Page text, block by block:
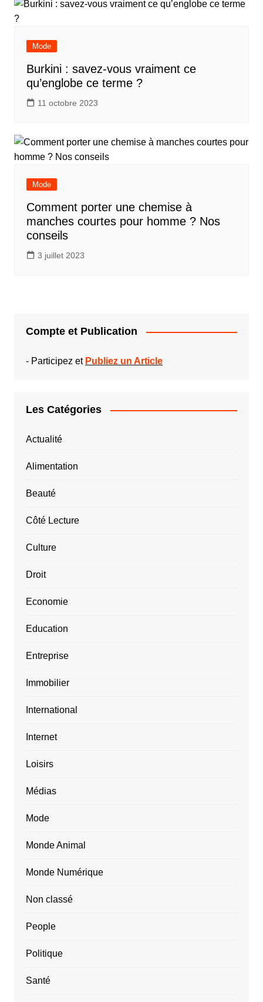
Mode
Burkini : savez-vous vraiment ce
qu’englobe ce terme ?
11 octobre 2023
Mode
Comment porter une chemise à
manches courtes pour homme ? Nos
conseils
3 juillet 2023
Compte et Publication
- Participez et Publiez un Article
Les Catégories
Actualité
Alimentation
Beauté
Côté Lecture
Culture
Droit
Economie
Education
Entreprise
Immobilier
International
Internet
Loisirs
Médias
Mode
Monde Animal
Monde Numérique
Non classé
People
Politique
Santé